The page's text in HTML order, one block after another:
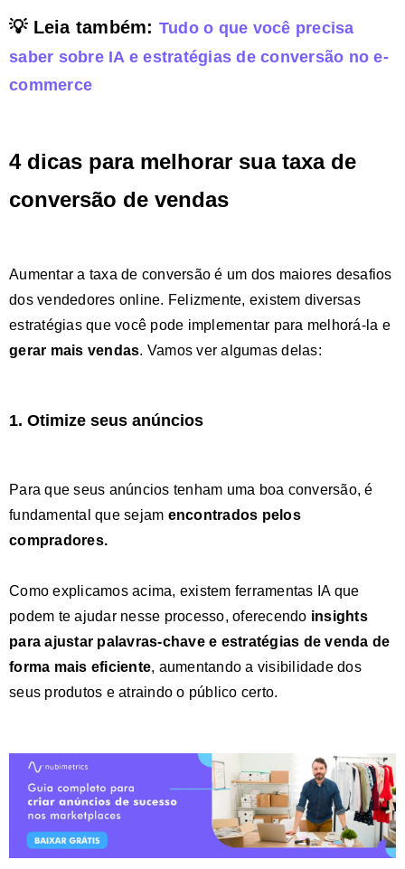
💡 Leia também: Tudo o que você precisa
saber sobre IA e estratégias de conversão no e-
commerce
4 dicas para melhorar sua taxa de
conversão de vendas
Aumentar a taxa de conversão é um dos maiores desafios
dos vendedores online. Felizmente, existem diversas
estratégias que você pode implementar para melhorá-la e
gerar mais vendas. Vamos ver algumas delas:
1. Otimize seus anúncios
Para que seus anúncios tenham uma boa conversão, é
fundamental que sejam encontrados pelos
compradores.
Como explicamos acima, existem ferramentas IA que
podem te ajudar nesse processo, oferecendo insights
para ajustar palavras-chave e estratégias de venda de
forma mais eficiente, aumentando a visibilidade dos
seus produtos e atraindo o público certo.